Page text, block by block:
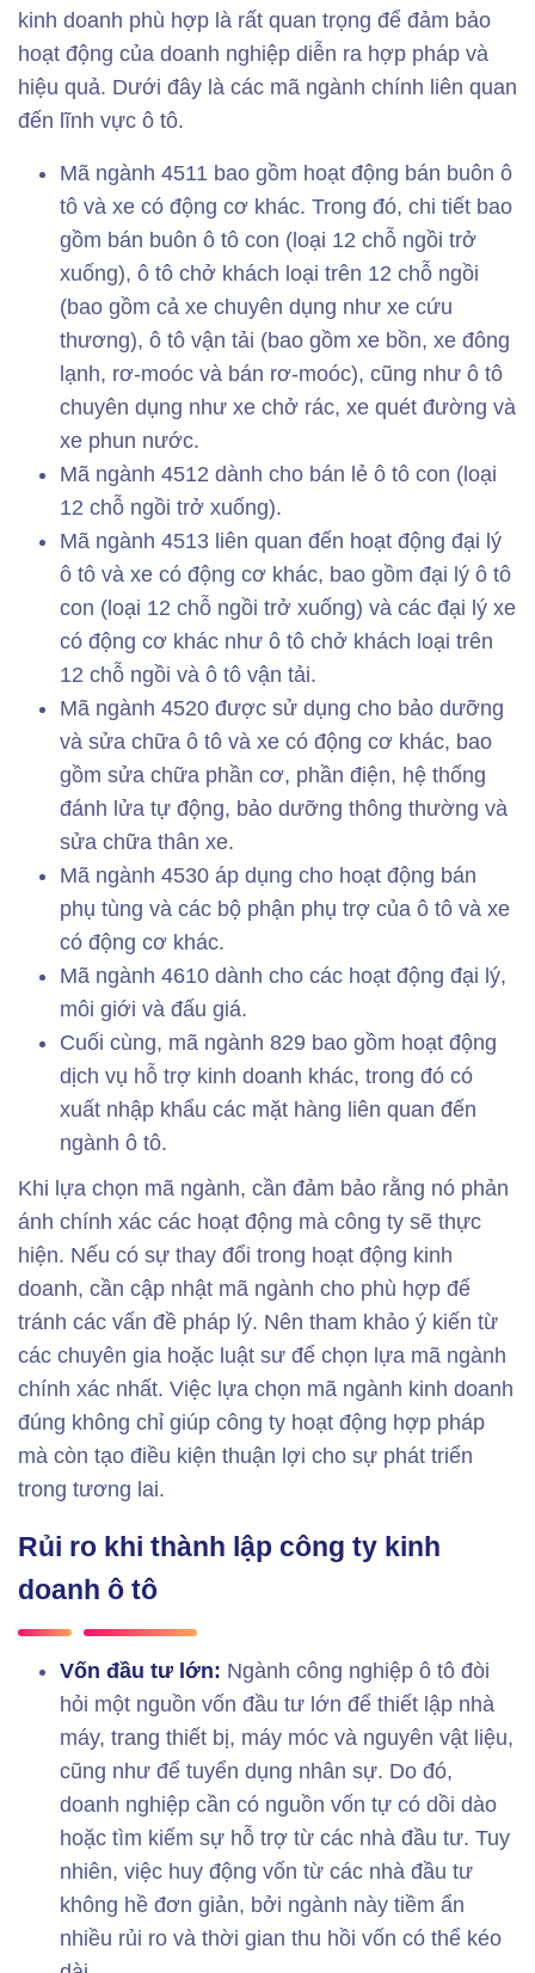
kinh doanh phù hợp là rất quan trọng để đảm bảo
hoạt động của doanh nghiệp diễn ra hợp pháp và
hiệu quả. Dưới đây là các mã ngành chính liên quan
đến lĩnh vực ô tô.
Mã ngành 4511 bao gồm hoạt động bán buôn ô
tô và xe có động cơ khác. Trong đó, chi tiết bao
gồm bán buôn ô tô con (loại 12 chỗ ngồi trở
xuống), ô tô chở khách loại trên 12 chỗ ngồi
(bao gồm cả xe chuyên dụng như xe cứu
thương), ô tô vận tải (bao gồm xe bồn, xe đông
lạnh, rơ-moóc và bán rơ-moóc), cũng như ô tô
chuyên dụng như xe chở rác, xe quét đường và
xe phun nước.
Mã ngành 4512 dành cho bán lẻ ô tô con (loại
12 chỗ ngồi trở xuống).
Mã ngành 4513 liên quan đến hoạt động đại lý
ô tô và xe có động cơ khác, bao gồm đại lý ô tô
con (loại 12 chỗ ngồi trở xuống) và các đại lý xe
có động cơ khác như ô tô chở khách loại trên
12 chỗ ngồi và ô tô vận tải.
Mã ngành 4520 được sử dụng cho bảo dưỡng
và sửa chữa ô tô và xe có động cơ khác, bao
gồm sửa chữa phần cơ, phần điện, hệ thống
đánh lửa tự động, bảo dưỡng thông thường và
sửa chữa thân xe.
Mã ngành 4530 áp dụng cho hoạt động bán
phụ tùng và các bộ phận phụ trợ của ô tô và xe
có động cơ khác.
Mã ngành 4610 dành cho các hoạt động đại lý,
môi giới và đấu giá.
Cuối cùng, mã ngành 829 bao gồm hoạt động
dịch vụ hỗ trợ kinh doanh khác, trong đó có
xuất nhập khẩu các mặt hàng liên quan đến
ngành ô tô.
Khi lựa chọn mã ngành, cần đảm bảo rằng nó phản
ánh chính xác các hoạt động mà công ty sẽ thực
hiện. Nếu có sự thay đổi trong hoạt động kinh
doanh, cần cập nhật mã ngành cho phù hợp để
tránh các vấn đề pháp lý. Nên tham khảo ý kiến từ
các chuyên gia hoặc luật sư để chọn lựa mã ngành
chính xác nhất. Việc lựa chọn mã ngành kinh doanh
đúng không chỉ giúp công ty hoạt động hợp pháp
mà còn tạo điều kiện thuận lợi cho sự phát triển
trong tương lai.
Rủi ro khi thành lập công ty kinh
doanh ô tô
Vốn đầu tư lớn: Ngành công nghiệp ô tô đòi
hỏi một nguồn vốn đầu tư lớn để thiết lập nhà
máy, trang thiết bị, máy móc và nguyên vật liệu,
cũng như để tuyển dụng nhân sự. Do đó,
doanh nghiệp cần có nguồn vốn tự có dồi dào
hoặc tìm kiếm sự hỗ trợ từ các nhà đầu tư. Tuy
nhiên, việc huy động vốn từ các nhà đầu tư
không hề đơn giản, bởi ngành này tiềm ẩn
nhiều rủi ro và thời gian thu hồi vốn có thể kéo